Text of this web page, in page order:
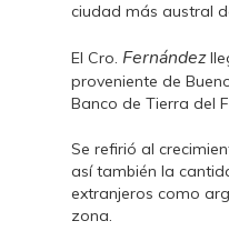
ciudad más austral
El Cro. Fernández
proveniente de
Banco de Tierra del
Se refirió al
así también la
extranjeros como
zona.